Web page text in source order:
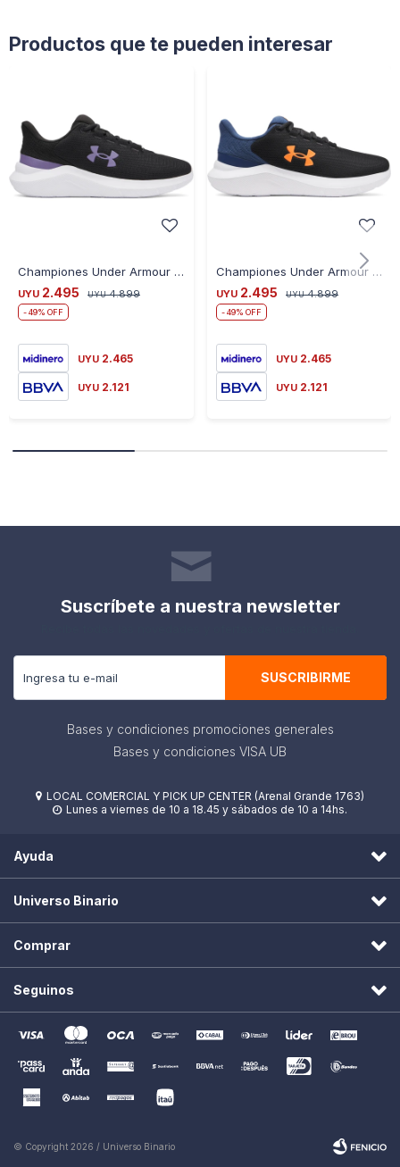
Productos que te pueden interesar
Championes Under Armour Ua W Phade Rn 3 Para Dama - BLACK
UYU 2.495 UYU 4.899
49
UYU 2.465
UYU 2.121
Championes Under Armour Ua Phade Rn 3 Para Hombre - BLACK
UYU 2.495 UYU 4.899
49
UYU 2.465
UYU 2.121
Suscríbete a nuestra newsletter
SUSCRIBIRME
Bases y condiciones promociones generales
Bases y condiciones VISA UB
 LOCAL COMERCIAL Y PICK UP CENTER (Arenal Grande 1763)
 Lunes a viernes de 10 a 18.45 y sábados de 10 a 14hs.
Ayuda
Universo Binario
Comprar
Seguinos
© Copyright 2026 / Universo Binario